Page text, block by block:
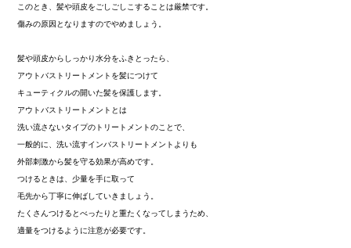
このとき、髪や頭皮をごしごしこすることは厳禁です。
傷みの原因となりますのでやめましょう。
髪や頭皮からしっかり水分をふきとったら、
アウトバストリートメントを髪につけて
キューティクルの開いた髪を保護します。
アウトバストリートメントとは
洗い流さないタイプのトリートメントのことで、
一般的に、洗い流すインバストリートメントよりも
外部刺激から髪を守る効果が高めです。
つけるときは、少量を手に取って
毛先から丁寧に伸ばしていきましょう。
たくさんつけるとべったりと重たくなってしまうため、
適量をつけるように注意が必要です。